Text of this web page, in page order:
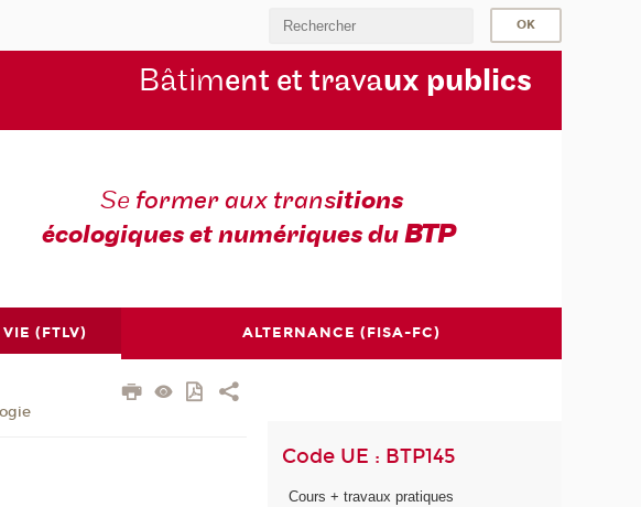
Bâtiment et travaux publics
Se former aux transitions
écologiques et numériques duBTP
(FTLV) ALTERNANCE (FISA-FC)
Code UE : BTP145
Cours + travaux pratiques